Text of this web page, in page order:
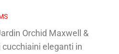
Orchid Maxwell &
eleganti in